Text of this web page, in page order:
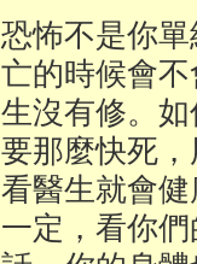
恐怖不是你
亡的時候會
生沒有修。
要那麼快死
看醫生就會
一定，看你